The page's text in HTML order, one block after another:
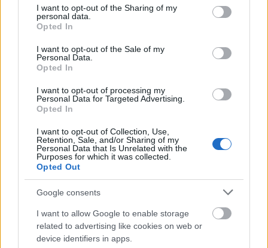
not limited to your visit or usage behaviour. You may click to
grant or deny consent to Google and its third-party tags to
use your data for below specified purposes in below Google
consent section.
I want to opt-out of the Sharing of my
personal data.
Opted In
I want to opt-out of the Sale of my
Personal Data.
Opted In
I want to opt-out of processing my
Personal Data for Targeted Advertising.
Opted In
I want to opt-out of Collection, Use,
Retention, Sale, and/or Sharing of my
Personal Data that Is Unrelated with the
Purposes for which it was collected.
Opted Out
Google consents
I want to allow Google to enable storage
related to advertising like cookies on web or
device identifiers in apps.